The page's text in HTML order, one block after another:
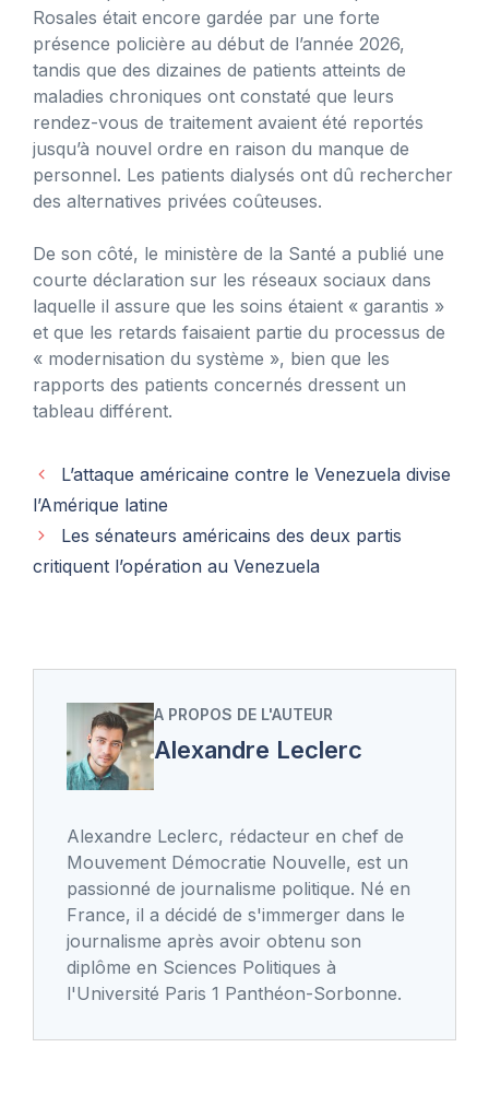
Rosales était encore gardée par une forte
présence policière au début de l’année 2026,
tandis que des dizaines de patients atteints de
maladies chroniques ont constaté que leurs
rendez-vous de traitement avaient été reportés
jusqu’à nouvel ordre en raison du manque de
personnel. Les patients dialysés ont dû rechercher
des alternatives privées coûteuses.
De son côté, le ministère de la Santé a publié une
courte déclaration sur les réseaux sociaux dans
laquelle il assure que les soins étaient « garantis »
et que les retards faisaient partie du processus de
« modernisation du système », bien que les
rapports des patients concernés dressent un
tableau différent.
L’attaque américaine contre le Venezuela divise
l’Amérique latine
Les sénateurs américains des deux partis
critiquent l’opération au Venezuela
A PROPOS DE L'AUTEUR
Alexandre Leclerc
Alexandre Leclerc, rédacteur en chef de
Mouvement Démocratie Nouvelle, est un
passionné de journalisme politique. Né en
France, il a décidé de s'immerger dans le
journalisme après avoir obtenu son
diplôme en Sciences Politiques à
l'Université Paris 1 Panthéon-Sorbonne.